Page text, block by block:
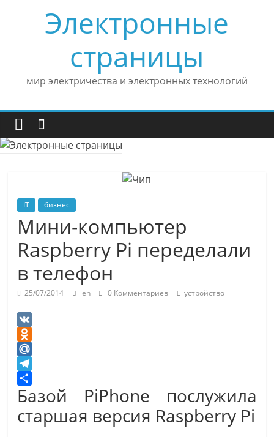
Электронные
страницы
мир электричества и электронных технологий
IT бизнес
Мини-компьютер
Raspberry Pi переделали
в телефон
25/07/2014 en 0 Комментариев устройство
V
K
O
d
n
o
l
M
a
i
.
T
e
e
О
п
Базой PiPhone послужила
старшая версия Raspberry Pi